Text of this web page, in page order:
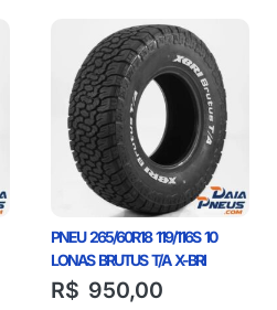
PNEU 265/60R18 119/116S 10
LONAS BRUTUS T/A X-BRI
R$ 950,00